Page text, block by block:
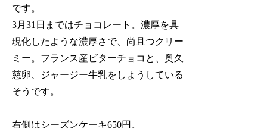
です。
3月31日まではチョコレート。濃厚を具
現化したような濃厚さで、尚且つクリー
ミー。フランス産ビターチョコと、奥久
慈卵、ジャージー牛乳をしようしている
そうです。
右側はシーズンケーキ650円。